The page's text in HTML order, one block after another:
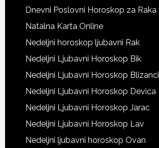
Dnevni Poslovni Horoskop za Raka
Natalna Karta Online
Nedeljni horoskop ljubavni Rak
Nedeljni Ljubavni Horoskop Bik
Nedeljni Ljubavni Horoskop Blizanci
Nedeljni Ljubavni Horoskop Devica
Nedeljni Ljubavni Horoskop Jarac
Nedeljni Ljubavni Horoskop Lav
Nedeljni ljubavni horoskop Ovan